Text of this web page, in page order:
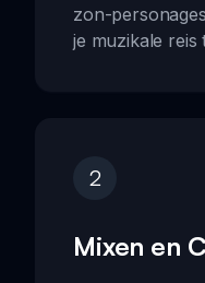
zon-
je muzikale reis
2
Mixen en